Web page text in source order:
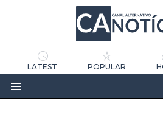
LATEST POPULAR
Menu